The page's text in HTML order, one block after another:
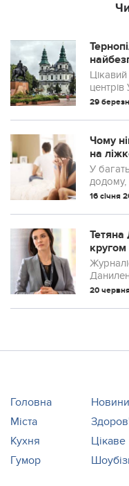
країни
центрів
29
Чому
на
У
додому,
у
варто.
16 січня
Тетяна
кругом
буде не
зараз з
купив
20
Головна
Новини
Міста
Кухня
Цікаве
Гумор